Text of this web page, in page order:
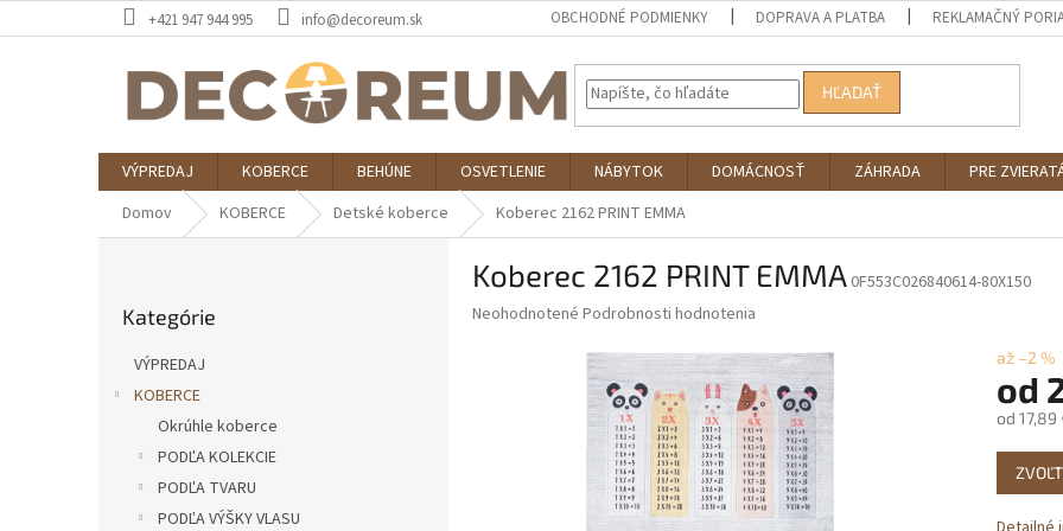
na
+421 947 944 995 info@decoreum.sk OBCHODNÉ PODMIENKY DOPRAVA A PLATBA REKLAMAČNÝ
HĽADAŤ
VÝPREDAJ KOBERCE BEHÚNE OSVETLENIE NÁBYTOK DOMÁCNOSŤ ZÁHRADA
PRE
Domov
KOBERCE Detské koberce Koberec 2162 PRINT EMMA
kategórie
Kategórie
VÝPREDAJ
KOBERCE
Okrúhle koberce
PODĽA KOLEKCIE
PODĽA TVARU
PODĽA VÝŠKY VLASU
Koberec 2162 PRINT EMMA 0F553C026840614-80X150
Priemerné
Neohodnotené Podrobnosti hodnotenia
až –2 %
od
od 17,89
cena: